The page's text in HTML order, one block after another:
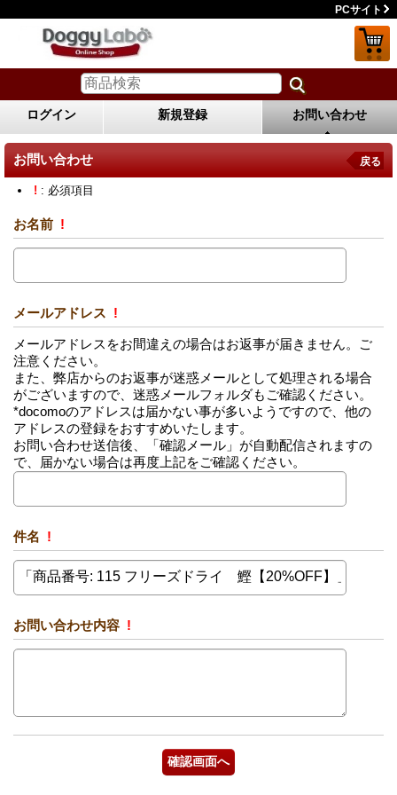
PCサイト
ログイン 新規登録 お問い合わせ
お問い合わせ 戻る
! : 必須項目
お名前 !
メールアドレス !
メールアドレスをお間違えの場合はお返事が届きません。ご
注意ください。
また、弊店からのお返事が迷惑メールとして処理される場合
がございますので、迷惑メールフォルダもご確認ください。
*docomoのアドレスは届かない事が多いようですので、他の
アドレスの登録をおすすめいたします。
お問い合わせ送信後、「確認メール」が自動配信されますの
で、届かない場合は再度上記をご確認ください。
件名 !
お問い合わせ内容 !